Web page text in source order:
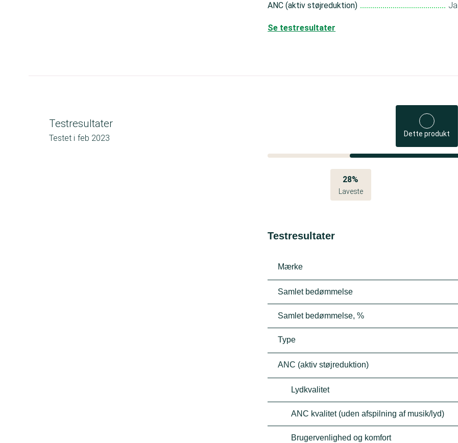
ANC (aktiv støjreduktion) Ja
Se testresultater
Testresultater
Testet i feb 2023 Dette produkt
28%
Laveste
Testresultater
Mærke
Samlet bedømmelse
Samlet bedømmelse, %
Type
ANC (aktiv støjreduktion)
Lydkvalitet
ANC kvalitet (uden afspilning af musik/lyd)
Brugervenlighed og komfort